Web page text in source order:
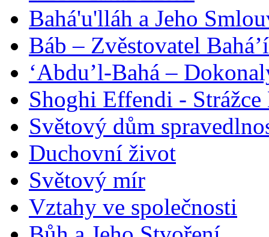
Bahá'u'lláh a Jeho
Báb – Zvěstovatel
‘Abdu’l-Bahá –
Shoghi Effendi -
Světový dům
Duchovní život
Světový mír
Vztahy ve společnosti